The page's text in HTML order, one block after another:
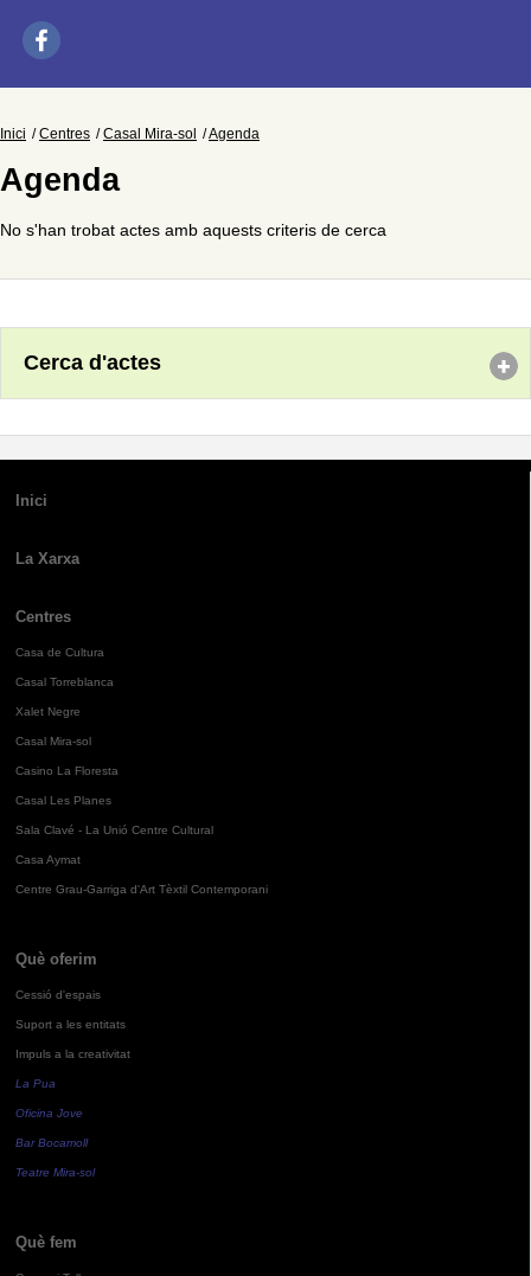
Inici Centres Casal Mira-sol Agenda
Agenda
No s'han trobat actes amb aquests criteris de cerca
Cerca d'actes
Inici
La Xarxa
Centres
Casa de Cultura
Casal Torreblanca
Xalet Negre
Casal Mira-sol
Casino La Floresta
Casal Les Planes
Sala Clavé - La Unió Centre Cultural
Casa Aymat
Centre Grau-Garriga d'Art Tèxtil Contemporani
Què oferim
Cessió d'espais
Suport a les entitats
Impuls a la creativitat
La Pua
Oficina Jove
Bar Bocamoll
Teatre Mira-sol
Què fem